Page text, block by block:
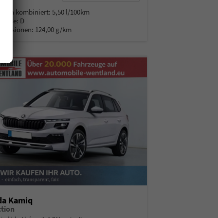
kombiniert:5,50 l/100km
D
124,00 g/km
Kamiq